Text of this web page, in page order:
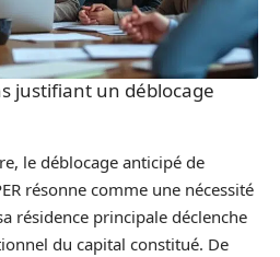
justifiant un déblocage
le déblocage anticipé de
résonne comme une nécessité
résidence principale déclenche
du capital constitué. De